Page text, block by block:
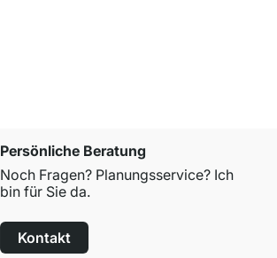
Persönliche Beratung
Noch Fragen? Planungsservice? Ich
bin für Sie da.
Kontakt